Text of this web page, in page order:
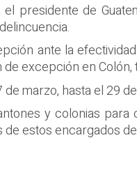
presidente de
ante la
excepción en
marzo, hasta el 29
y colonias
estos encargados